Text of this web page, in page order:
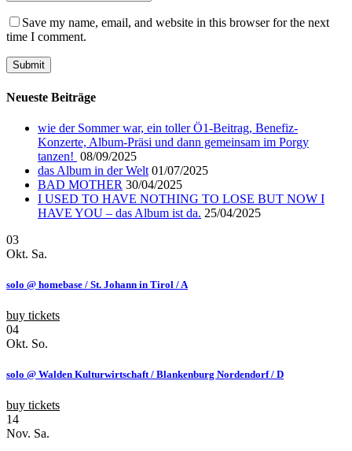
Save my name, email, and website in this browser for the next
time I comment.
Neueste Beiträge
wie der Sommer war, ein toller Ö1-Beitrag, Benefiz-
Konzerte, Album-Präsi und dann gemeinsam im Porgy
tanzen! 08/09/2025
das Album in der Welt 01/07/2025
BAD MOTHER 30/04/2025
I USED TO HAVE NOTHING TO LOSE BUT NOW I
HAVE YOU – das Album ist da. 25/04/2025
03
Okt. Sa.
solo @ homebase / St. Johann in Tirol / A
buy tickets
04
Okt. So.
solo @ Walden Kulturwirtschaft / Blankenburg Nordendorf / D
buy tickets
14
Nov. Sa.